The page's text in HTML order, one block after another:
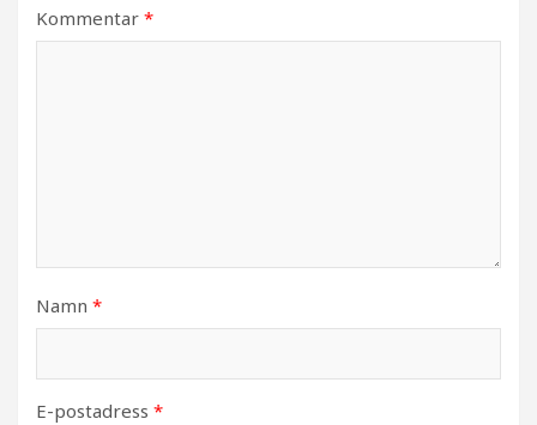
Kommentar *
Namn *
E-postadress *